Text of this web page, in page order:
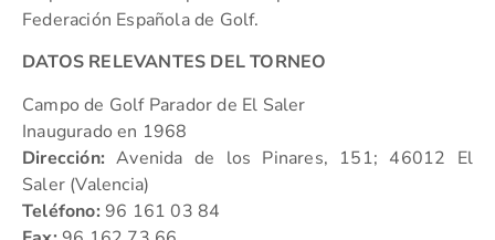
Federación Española de Golf.
DATOS RELEVANTES DEL TORNEO
Campo de Golf Parador de El Saler
Inaugurado en 1968
Dirección: Avenida de los Pinares, 151; 46012 El
Saler (Valencia)
Teléfono: 96 161 03 84